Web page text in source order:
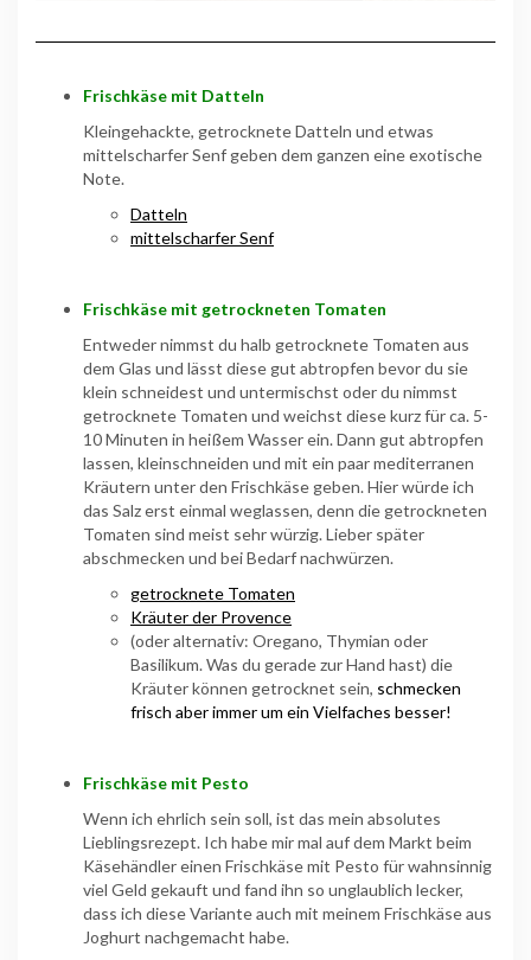
Frischkäse mit Datteln
Kleingehackte, getrocknete Datteln und etwas
mittelscharfer Senf geben dem ganzen eine exotische
Note.
Datteln
mittelscharfer Senf
Frischkäse mit getrockneten Tomaten
Entweder nimmst du halb getrocknete Tomaten aus
dem Glas und lässt diese gut abtropfen bevor du sie
klein schneidest und untermischst oder du nimmst
getrocknete Tomaten und weichst diese kurz für ca. 5-
10 Minuten in heißem Wasser ein. Dann gut abtropfen
lassen, kleinschneiden und mit ein paar mediterranen
Kräutern unter den Frischkäse geben. Hier würde ich
das Salz erst einmal weglassen, denn die getrockneten
Tomaten sind meist sehr würzig. Lieber später
abschmecken und bei Bedarf nachwürzen.
getrocknete Tomaten
Kräuter der Provence
(oder alternativ: Oregano, Thymian oder
Basilikum. Was du gerade zur Hand hast) die
Kräuter können getrocknet sein, schmecken
frisch aber immer um ein Vielfaches besser!
Frischkäse mit Pesto
Wenn ich ehrlich sein soll, ist das mein absolutes
Lieblingsrezept. Ich habe mir mal auf dem Markt beim
Käsehändler einen Frischkäse mit Pesto für wahnsinnig
viel Geld gekauft und fand ihn so unglaublich lecker,
dass ich diese Variante auch mit meinem Frischkäse aus
Joghurt nachgemacht habe.